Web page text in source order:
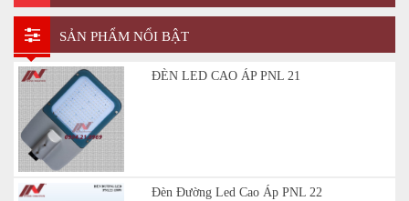
SẢN PHẨM NỔI BẬT
ĐÈN LED CAO ÁP PNL 21
Đèn Đường Led Cao Áp PNL 22